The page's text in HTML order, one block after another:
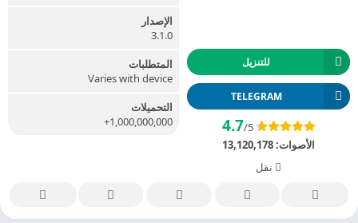
للتنزيل
TELEGRAM
4.7/5
الأصوات:13,120,178
نقل
الإصدار
3.1.0
المتطلبات
Varies with device
التحميلات
1,000,000,000+